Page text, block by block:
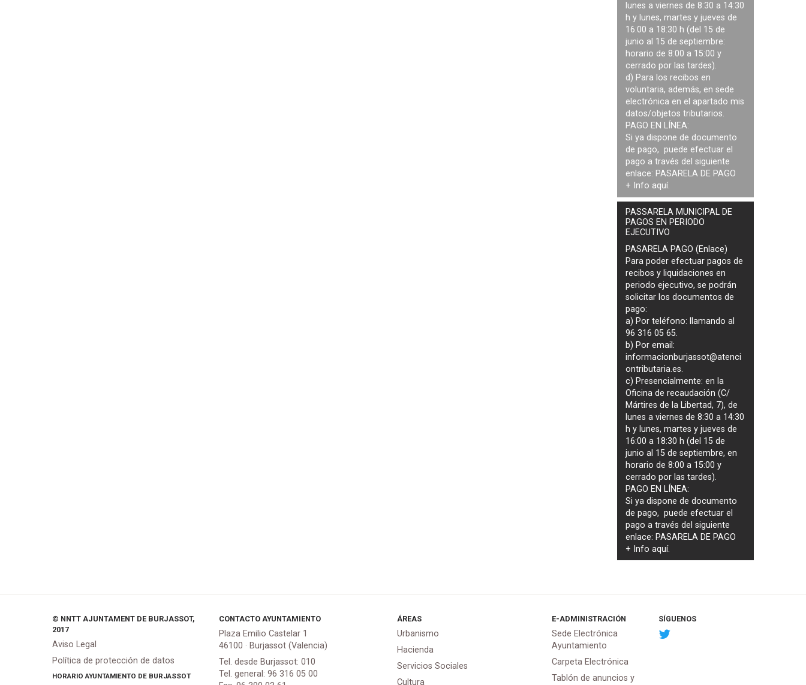
lunes a viernes de 8:30 a 14:30
h y lunes, martes y jueves de
16:00 a 18:30 h (del 15 de
junio al 15 de septiembre:
horario de 8:00 a 15:00 y
cerrado por las tardes).
d) Para los recibos en
voluntaria, además, en sede
electrónica en el apartado mis
datos/objetos tributarios.
PAGO EN LÍNEA:
Si ya dispone de documento
de pago, puede efectuar el
pago a través del siguiente
enlace: PASARELA DE PAGO
+ Info aquí.
PASSARELA MUNICIPAL DE
PAGOS EN PERIODO
EJECUTIVO
PASARELA PAGO (Enlace)
Para poder efectuar pagos de
recibos y liquidaciones en
periodo ejecutivo, se podrán
solicitar los documentos de
pago:
a) Por teléfono: llamando al
96 316 05 65.
b) Por email:
informacionburjassot@atenci
ontributaria.es.
c) Presencialmente: en la
Oficina de recaudación (C/
Mártires de la Libertad, 7), de
lunes a viernes de 8:30 a 14:30
h y lunes, martes y jueves de
16:00 a 18:30 h (del 15 de
junio al 15 de septiembre, en
horario de 8:00 a 15:00 y
cerrado por las tardes).
PAGO EN LÍNEA:
Si ya dispone de documento
de pago, puede efectuar el
pago a través del siguiente
enlace: PASARELA DE PAGO
+ Infoaquí.
© NNTT AJUNTAMENT DE BURJASSOT,
2017
Aviso Legal
Política de protección de datos
HORARIO AYUNTAMIENTO DE BURJASSOT
CONTACTO AYUNTAMIENTO
Plaza Emilio Castelar 1
46100 · Burjassot (Valencia)
Tel. desde Burjassot: 010
Tel. general: 96 316 05 00
ÁREAS
Urbanismo
Hacienda
Servicios Sociales
Cultura
E-ADMINISTRACIÓN
Sede Electrónica
Ayuntamiento
Carpeta Electrónica
Tablón de anuncios y
SÍGUENOS